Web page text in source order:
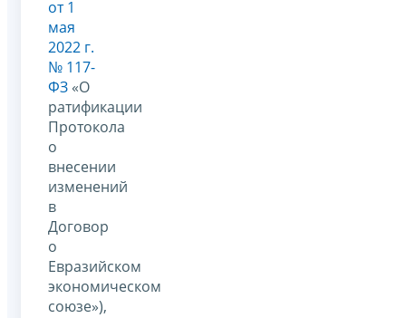
от 1
мая
2022 г.
№ 117-
ФЗ «О
ратификации
Протокола
о
внесении
изменений
в
Договор
о
Евразийском
экономическом
союзе»),